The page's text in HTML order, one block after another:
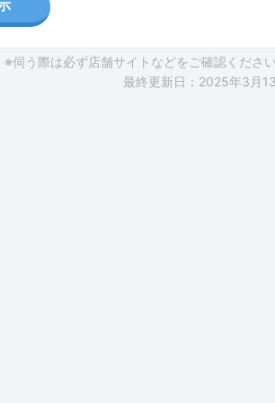
※伺う際は必ず店舗サイトなどをご確認ください
最終更新日：2025年3月